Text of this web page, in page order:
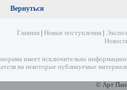
Вернуться
Главная Новые поступления
имеет исключительно
на некоторые публикуемые
© Арт